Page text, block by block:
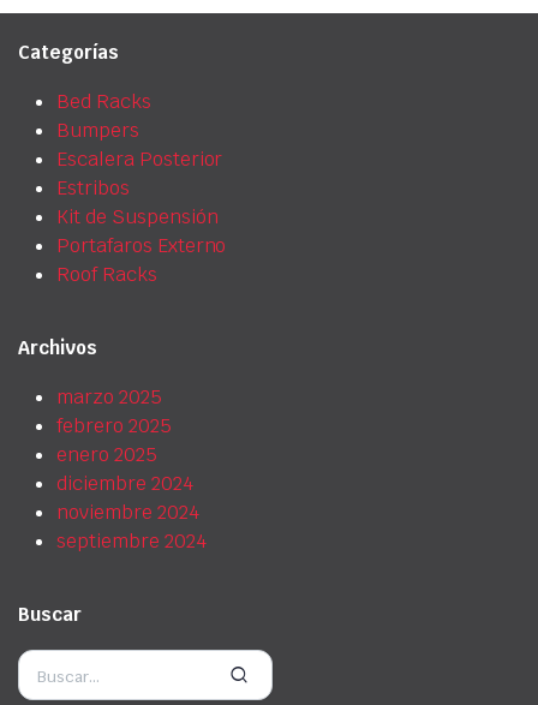
Categorías
Bed Racks
Bumpers
Escalera Posterior
Estribos
Kit de Suspensión
Portafaros Externo
Roof Racks
Archivos
marzo 2025
febrero 2025
enero 2025
diciembre 2024
noviembre 2024
septiembre 2024
Buscar